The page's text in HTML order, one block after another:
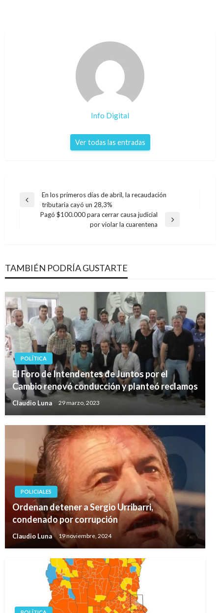
Info Digital
Ver todas las entradas
Navegación
Entrada
anterior
En los primeros días de abril, la recaudación
tributaria cayó un 28,3%
Pagó $100.000 para cerrar causa judicial
por violar la cuarentena
TAMBIÉN PODRÍA GUSTARTE
POLÍTICA
El Foro de Intendentes de Juntos por el
Cambio renovó conducción y planteó reclamos
Claudio Luna 29 marzo, 2023
POLICIALES
Ordenan detener a Sergio Urribarri,
condenado por corrupción
Claudio Luna 19 noviembre, 2024